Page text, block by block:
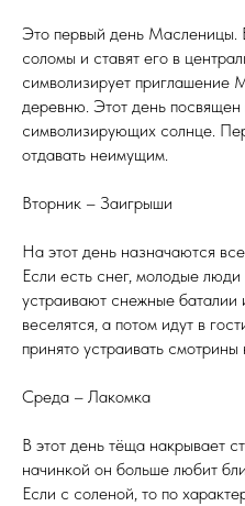
Это первый день Масленицы.
соломы и ставят его в
символизирует приглашение
деревню. Этот день посвящен
символизирующих солнце.
отдавать неимущим.
Вторник – Заигрыши
На этот день назначаются
Если есть снег, молодые люди
устраивают снежные баталии
веселятся, а потом идут в
принято устраивать смотрины
Среда – Лакомка
В этот день тёща накрывает
начинкой он больше любит
Если с соленой, то по